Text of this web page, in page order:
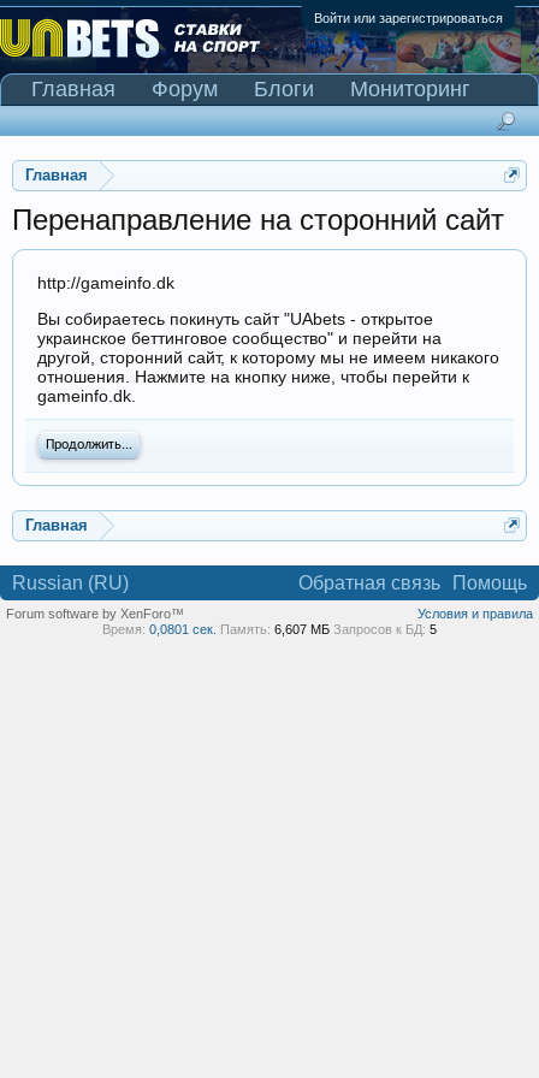
Войти или зарегистрироваться
Главная
Перенаправление на сторонний сайт
http://gameinfo.dk
Вы собираетесь покинуть сайт "UAbets - открытое
украинское беттинговое сообщество" и перейти на
другой, сторонний сайт, к которому мы не имеем никакого
отношения. Нажмите на кнопку ниже, чтобы перейти к
gameinfo.dk.
Продолжить...
Главная
Главная Форум Блоги
Мониторинг
Сканер Pinnacle
Russian (RU) Обратная связь Помощь
Условия и правила
Forum software by XenForo™
Время: 0,0801 сек. Память: 6,607 МБ Запросов к БД: 5